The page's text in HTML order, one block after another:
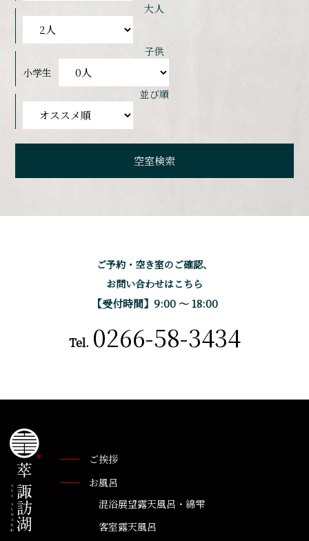
大人
子供
小学生
並び順
ご予約・空き室のご確認、
お問い合わせはこちら
【受付時間】9:00 〜 18:00
Tel. 0266-58-3434
ご挨拶
お風呂
混浴展望露天風呂・綿雫
客室露天風呂